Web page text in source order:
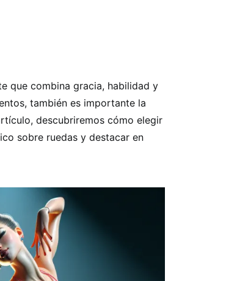
que combina gracia, habilidad y
también es importante la
descubriremos cómo elegir
sobre ruedas y destacar en